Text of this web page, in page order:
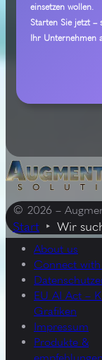
einsetzen wollen.
Starten Sie jetzt –
Ihr Unternehmen
© 2026 –
Start Wir
About us
Connect with
EU AI Act –
Grafiken
Impressum
Produkte &
empfehlungen